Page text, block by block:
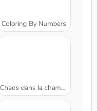
Coloring By Numbers
Chaos dans la chambre